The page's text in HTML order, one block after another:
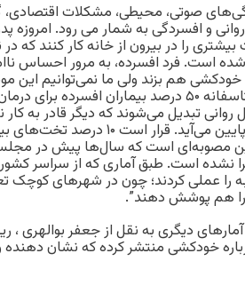
صوتی، محیطی، مشکلات اقتصادی،
روانی و افسردگی به شمار می رود. امروزه
را در بیرون از خانه کار کنند که
شده است. فرد افسرده، به مرور احساس
هم بزند ولی ما نمی‌توانیم این
ملی مطرح کنیم…. متاسفانه ۵۰ درصد بیماران
تبدیل می‌شوند که دیگر قادر به کار
تدریج بازده کار‌یشان پایین
مصوبه‌‌ای است که سال‌ها پیش در
را عملی کردند؛ چون در شهرهای کوچک
را هم پوشش دهند”.
دیگری به نقل از جعفر بوالهری ،
خودکشی منتشر کرده که نشان